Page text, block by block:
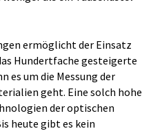
ermöglicht der Einsatz
Hundertfache gesteigerte
es um die Messung der
geht. Eine solch hohe
der optischen
heute gibt es kein